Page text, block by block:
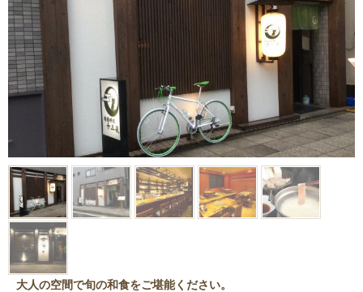
大人の空間で旬の和食をご堪能ください。